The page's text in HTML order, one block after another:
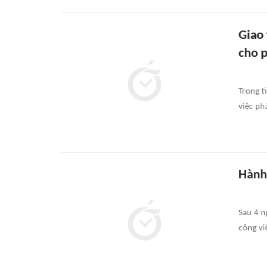
Giao
cho
Trong
việc
Sau 4
công